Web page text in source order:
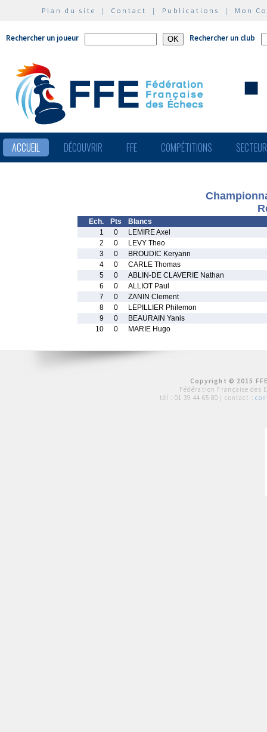
Plan du site | Contact | Publications | Mon
Rechercher un joueur Rechercher un club
ACCUEIL DÉCOUVRIR FFE COMPÉTITIONS
Ech. Pts
Blancs
1
0
LEMIRE Axel
2
0
LEVY Theo
3
0
BROUDIC Keryann
4
0
CARLE Thomas
5
0
ABLIN-DE CLAVERIE Nathan
6
0
ALLIOT Paul
7
0
ZANIN Clement
8
0
LEPILLIER Philemon
9
0
BEAURAIN Yanis
10
0 MARIE Hugo
Copyright © 2015
Fédération Française des
tél : 01 39 44 65 80 | contact :